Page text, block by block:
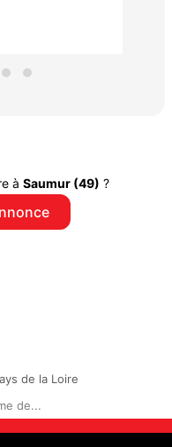
à Saumur (49) ?
de la Loire
de...